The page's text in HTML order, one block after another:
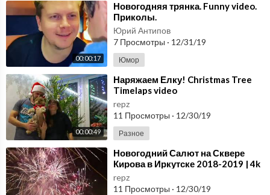
00:00:17
⁣Новогодняя трянка. Funny video.
Приколы.
Юрий Антипов
7 Просмотры · 12/31/19
Юмор
00:00:49
⁣Наряжаем Елку! Christmas Tree
Timelaps video
repz
11 Просмотры · 12/30/19
Разное
⁣Новогодний Салют на Сквере
Кирова в Иркутске 2018-2019 | 4k
video.
repz
11 Просмотры · 12/30/19